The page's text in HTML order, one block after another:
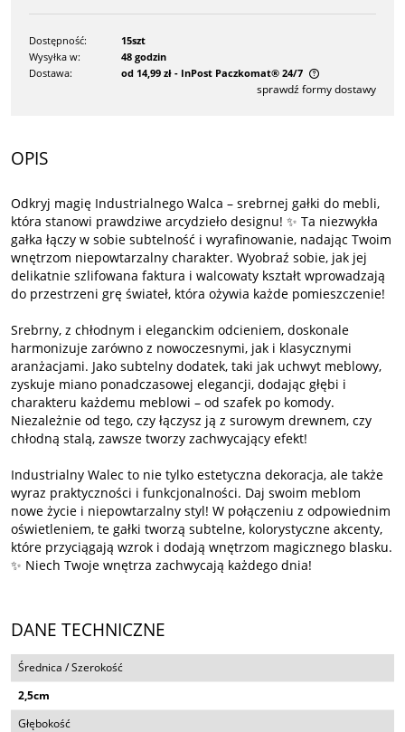
Dostępność:
15szt
Wysyłka w:
48 godzin
Dostawa:
od 14,99 zł - InPost Paczkomat® 24/7
Cena nie zawiera ewentualnych kosztów płatności
sprawdź formy dostawy
OPIS
Odkryj magię Industrialnego Walca – srebrnej gałki do mebli,
która stanowi prawdziwe arcydzieło designu! ✨ Ta niezwykła
gałka łączy w sobie subtelność i wyrafinowanie, nadając Twoim
wnętrzom niepowtarzalny charakter. Wyobraź sobie, jak jej
delikatnie szlifowana faktura i walcowaty kształt wprowadzają
do przestrzeni grę świateł, która ożywia każde pomieszczenie!
Srebrny, z chłodnym i eleganckim odcieniem, doskonale
harmonizuje zarówno z nowoczesnymi, jak i klasycznymi
aranżacjami. Jako subtelny dodatek, taki jak uchwyt meblowy,
zyskuje miano ponadczasowej elegancji, dodając głębi i
charakteru każdemu meblowi – od szafek po komody.
Niezależnie od tego, czy łączysz ją z surowym drewnem, czy
chłodną stalą, zawsze tworzy zachwycający efekt!
Industrialny Walec to nie tylko estetyczna dekoracja, ale także
wyraz praktyczności i funkcjonalności. Daj swoim meblom
nowe życie i niepowtarzalny styl! W połączeniu z odpowiednim
oświetleniem, te gałki tworzą subtelne, kolorystyczne akcenty,
które przyciągają wzrok i dodają wnętrzom magicznego blasku.
✨ Niech Twoje wnętrza zachwycają każdego dnia!
DANE TECHNICZNE
Średnica / Szerokość
2,5cm
Głębokość